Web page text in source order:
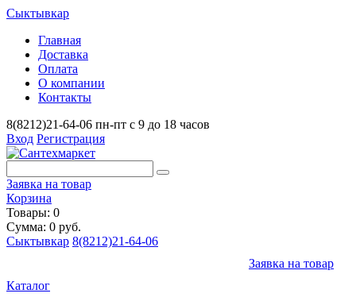
Сыктывкар
Главная
Доставка
Оплата
О компании
Контакты
8(8212)21-64-06 пн-пт с 9 до 18 часов
Вход Регистрация
Заявка на товар
Корзина
Товары: 0
Сумма: 0 руб.
Сыктывкар 8(8212)21-64-06
Заявка на товар
Каталог